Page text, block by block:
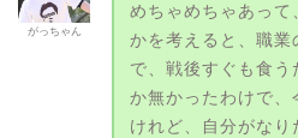
がっちゃん
めちゃめちゃあって
かを考えると、職業
で、戦後すぐも食う
か無かったわけで、
けれど、自分がな